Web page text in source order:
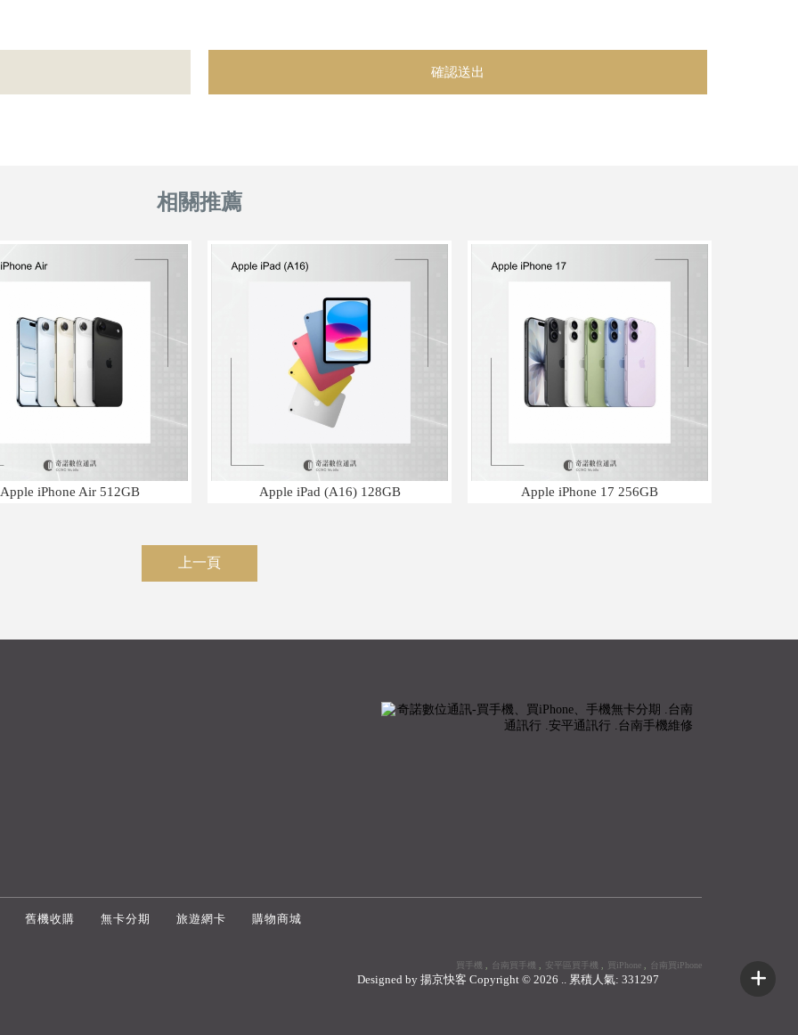
Apple iPhone Air 512GB Apple iPad (A16) 128GB Apple iPhone 17 256GB
上一頁
舊機收購 無卡分期 旅遊網卡 購物商城
買手機 台南買手機 安平區買手機 買iPhone 台南買iPhone
Designed by 揚京快客 Copyright © 2026 .. 累積人氣: 331297